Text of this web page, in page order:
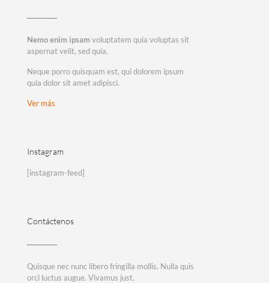
Nemo enim ipsam voluptatem quia voluptas sit
aspernat velit, sed quia.
Neque porro quisquam est, qui dolorem ipsum
quia dolor sit amet adipisci.
Ver más
Instagram
[instagram-feed]
Contáctenos
Quisque nec nunc libero fringilla mollis. Nulla quis
orci luctus augue. Vivamus just.